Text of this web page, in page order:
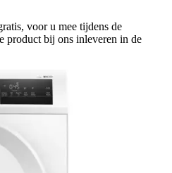
voor u mee tijdens de
product bij ons inleveren in de